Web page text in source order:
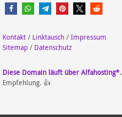
Kontakt / Linktausch / Impressum
Sitemap / Datenschutz
Diese Domain läuft über Alfahosting*.
Empfehlung. 👍